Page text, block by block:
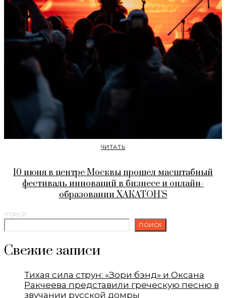
ЧИТАТЬ
10 июня в центре Москвы прошел масштабный
фестиваль инноваций в бизнесе и онлайн-
образовании ХАКАТОН’S
ПОИСК
ПОИСК
Свежие записи
Тихая сила струн: «Зори бэнд» и Оксана
Ракчеева представили греческую песню в
звучании русской домры